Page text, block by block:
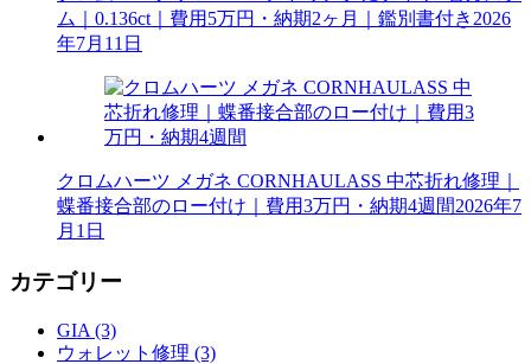
ム｜0.136ct｜費用5万円・納期2ヶ月｜鑑別書付き 2026
年7月11日
クロムハーツ メガネ CORNHAULASS 中芯折れ修理｜
蝶番接合部のロー付け｜費用3万円・納期4週間2026年7
月1日
カテゴリー
GIA (3)
ウォレット修理 (3)